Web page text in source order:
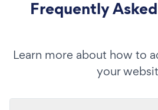
Frequently
Learn more about how to
your